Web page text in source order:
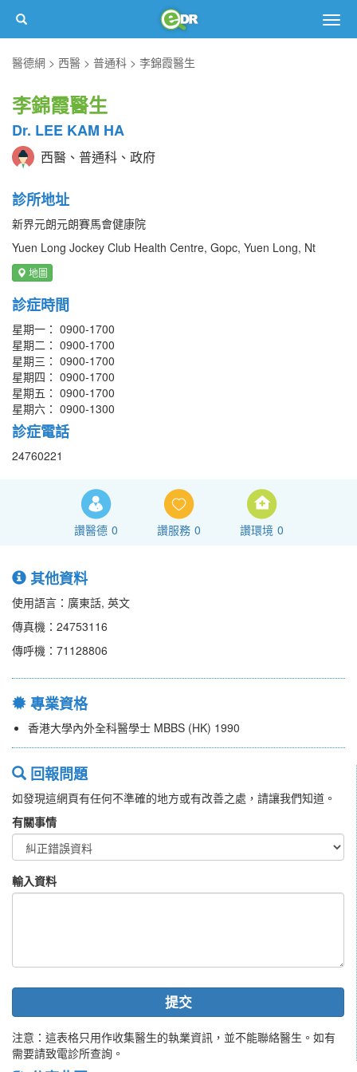
醫德網
西醫 普通科 李錦霞醫生
李錦霞醫生
Dr. LEE KAM HA
西醫、普通科、政府
診所地址
新界元朗元朗賽馬會健康院
Yuen Long Jockey Club Health Centre, Gopc, Yuen Long, Nt
地圖
診症時間
星期一： 0900-1700
星期二： 0900-1700
星期三： 0900-1700
星期四： 0900-1700
星期五： 0900-1700
星期六： 0900-1300
診症電話
24760221
讚醫德 0 讚服務 0 讚環境 0
其他資料
使用語言：廣東話, 英文
傳真機：24753116
傳呼機：71128806
專業資格
香港大學內外全科醫學士 MBBS (HK) 1990
回報問題
如發現這網頁有任何不準確的地方或有改善之處，請讓我們知道。
有關事情
輸入資料
提交
注意：這表格只用作收集醫生的執業資訊，並不能聯絡醫生。如有
需要請致電診所查詢。